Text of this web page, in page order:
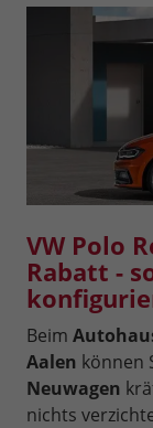
VW Polo
Rabatt -
Beim
Aalen können
Neuwagen
nichts